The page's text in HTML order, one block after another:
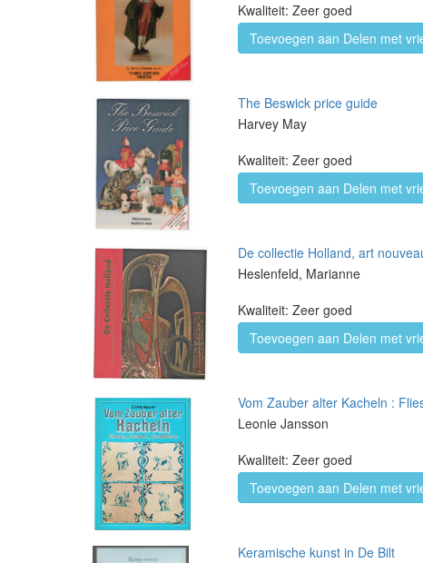
Kwaliteit: Zeer goed
Toevoegen aan Delen met
The Beswick price guide
Harvey May
Kwaliteit: Zeer goed
Toevoegen aan Delen met
De collectie Holland, art
Heslenfeld, Marianne
Kwaliteit: Zeer goed
Toevoegen aan Delen met
Vom Zauber alter Kacheln :
Leonie Jansson
Kwaliteit: Zeer goed
Toevoegen aan Delen met
Keramische kunst in De Bilt